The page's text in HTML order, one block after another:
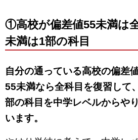
①高校が偏差値55未満は
未満は1部の科目
自分の通っている高校の偏差
55未満なら全科目を復習して
部の科目を中学レベルからや
います。